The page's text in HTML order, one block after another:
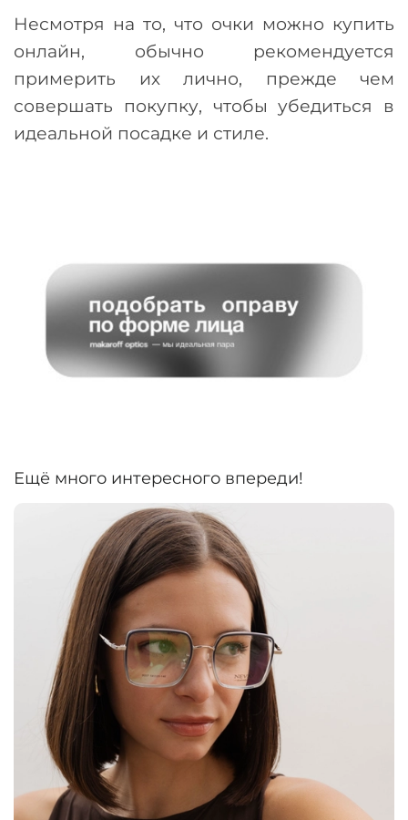
Несмотря на то, что очки можно купить
онлайн, обычно рекомендуется
примерить их лично, прежде чем
совершать покупку, чтобы убедиться в
идеальной посадке и стиле.
Ещё много интересного впереди!